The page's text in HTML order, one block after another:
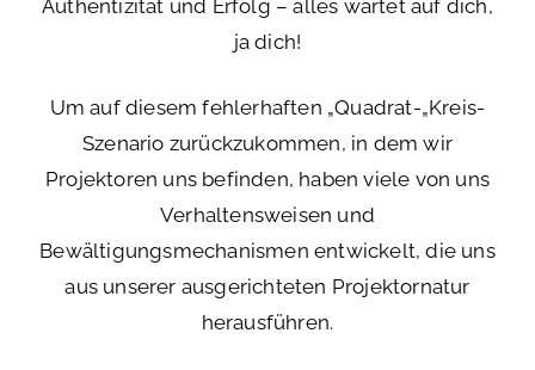
Authentizität und Erfolg – alles wartet auf dich,
ja dich!
Um auf diesem fehlerhaften „Quadrat-„Kreis-
Szenario zurückzukommen, in dem wir
Projektoren uns befinden, haben viele von uns
Verhaltensweisen und
Bewältigungsmechanismen entwickelt, die uns
aus unserer ausgerichteten Projektornatur
herausführen.